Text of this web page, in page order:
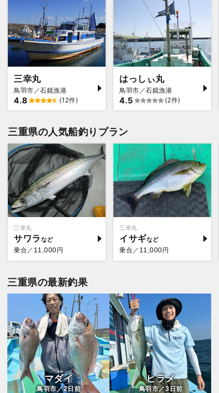
三幸丸
鳥羽市／石鏡漁港
4.8 (12件)
はっしぃ丸
鳥羽市／石鏡漁港
4.5 (2件)
三重県の人気船釣りプラン
三幸丸
サワラ
乗合／ 11,000円
三幸丸
イサギ
乗合／ 11,000円
三重県の最新釣果
マダイ
鳥羽市／2日前
ヒラメ
鳥羽市／3日前